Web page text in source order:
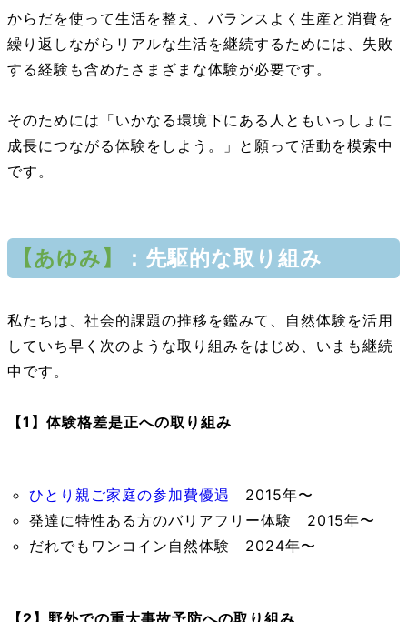
からだを使って生活を整え、バランスよく生産と消費を
繰り返しながらリアルな生活を継続するためには、失敗
する経験も含めたさまざまな体験が必要です。
そのためには「いかなる環境下にある人ともいっしょに
成長につながる体験をしよう。」と願って活動を模索中
です。
【あゆみ 】 ：先駆的な取り組み
私たちは、社会的課題の推移を鑑みて、自然体験を活用
していち早く次のような取り組みをはじめ、いまも継続
中です。
【1】体験格差是正への取り組み
ひとり親ご家庭の参加費優遇 2015年〜
発達に特性ある方のバリアフリー体験 2015年〜
だれでもワンコイン自然体験 2024年〜
【2】 野外での重大事故予防への取り組み